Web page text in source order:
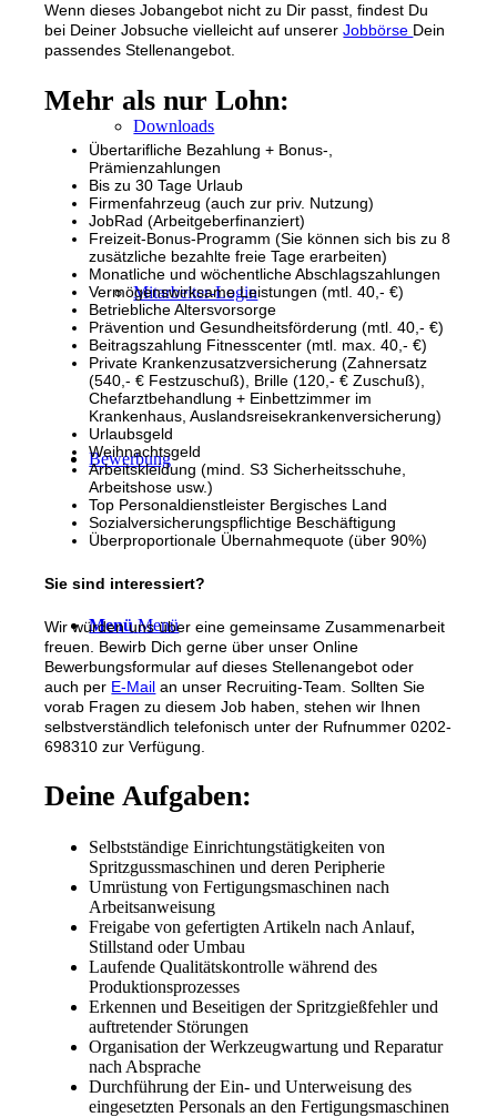
Downloads
Mitarbeiter-Login
Bewerbung
Menü Menü
Wenn dieses Jobangebot nicht zu Dir passt, findest Du
bei Deiner Jobsuche vielleicht auf unsererJobbörse Dein
passendes Stellenangebot.
Mehr als nur Lohn:
Übertarifliche Bezahlung + Bonus-,
Prämienzahlungen
Bis zu 30 Tage Urlaub
Firmenfahrzeug (auch zur priv. Nutzung)
JobRad (Arbeitgeberfinanziert)
Freizeit-Bonus-Programm (Sie können sich bis zu 8
zusätzliche bezahlte freie Tage erarbeiten)
Monatliche und wöchentliche Abschlagszahlungen
Vermögenswirksame Leistungen (mtl. 40,- €)
Betriebliche Altersvorsorge
Prävention und Gesundheitsförderung (mtl. 40,- €)
Beitragszahlung Fitnesscenter (mtl. max. 40,- €)
Private Krankenzusatzversicherung (Zahnersatz
(540,- € Festzuschuß), Brille (120,- € Zuschuß),
Chefarztbehandlung + Einbettzimmer im
Krankenhaus, Auslandsreisekrankenversicherung)
Urlaubsgeld
Weihnachtsgeld
Arbeitskleidung (mind. S3 Sicherheitsschuhe,
Arbeitshose usw.)
Top Personaldienstleister Bergisches Land
Sozialversicherungspflichtige Beschäftigung
Überproportionale Übernahmequote (über 90%)
Sie sind interessiert?
Wir würden uns über eine gemeinsame Zusammenarbeit
freuen. Bewirb Dich gerne über unser Online
Bewerbungsformular auf dieses Stellenangebot oder
auch per E-Mail an unser Recruiting-Team. Sollten Sie
vorab Fragen zu diesem Job haben, stehen wir Ihnen
selbstverständlich telefonisch unter der Rufnummer 0202-
698310 zur Verfügung.
Deine Aufgaben:
Selbstständige Einrichtungstätigkeiten von
Spritzgussmaschinen und deren Peripherie
Umrüstung von Fertigungsmaschinen nach
Arbeitsanweisung
Freigabe von gefertigten Artikeln nach Anlauf,
Stillstand oder Umbau
Laufende Qualitätskontrolle während des
Produktionsprozesses
Erkennen und Beseitigen der Spritzgießfehler und
auftretender Störungen
Organisation der Werkzeugwartung und Reparatur
nach Absprache
Durchführung der Ein- und Unterweisung des
eingesetzten Personals an den Fertigungsmaschinen